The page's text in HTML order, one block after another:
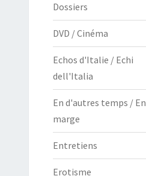
Dossiers
DVD / Cinéma
Echos d'Italie / Echi
dell'Italia
En d'autres temps / En
marge
Entretiens
Erotisme